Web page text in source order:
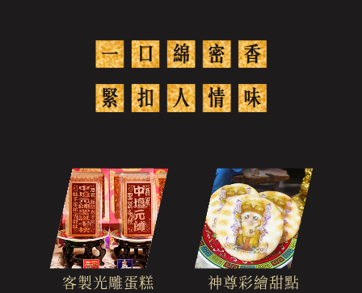
客製光雕蛋糕 神尊彩繪甜點